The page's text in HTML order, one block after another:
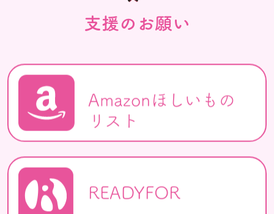
支援のお願い
Amazonほしいもの
リスト
READYFOR